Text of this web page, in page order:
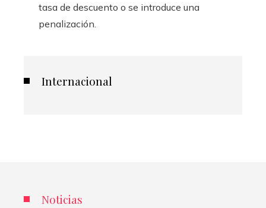
tasa de descuento o se introduce una
penalización.
Internacional
Noticias